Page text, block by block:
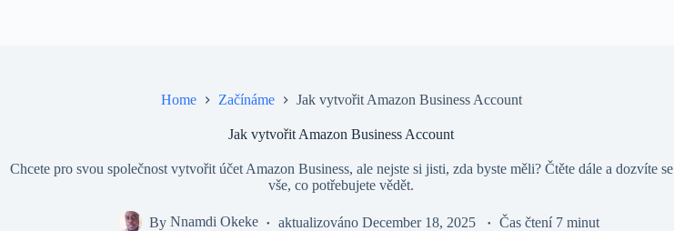
Home Začínáme Jak vytvořit Amazon Business Account
Jak vytvořit Amazon Business Account
Chcete pro svou společnost vytvořit účet Amazon Business, ale nejste si jisti, zda byste měli? Čtěte dále a dozvíte se
vše, co potřebujete vědět.
By Nnamdi Okeke aktualizováno December 18, 2025 Čas čtení 7 minut